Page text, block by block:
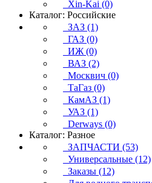
Xin-Kai (0)
Каталог: Российские
ЗАЗ (1)
ГАЗ (0)
ИЖ (0)
ВАЗ (2)
Москвич (0)
ТаГаз (0)
КамАЗ (1)
УАЗ (1)
Derways (0)
Каталог: Разное
ЗАПЧАСТИ (53)
Универсальные (12)
Заказы (12)